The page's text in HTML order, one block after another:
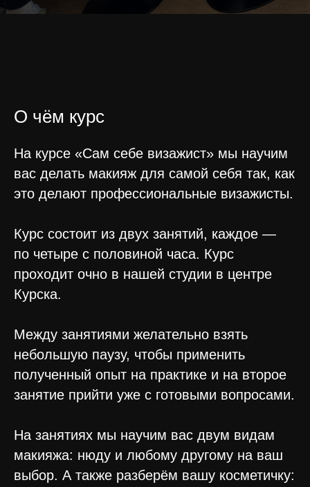
О чём курс
На курсе «Сам себе визажист» мы научим
вас делать макияж для самой себя так, как
это делают профессиональные визажисты.
Курс состоит из двух занятий, каждое —
по четыре с половиной часа. Курс
проходит очно в нашей студии в центре
Курска.
Между занятиями желательно взять
небольшую паузу, чтобы применить
полученный опыт на практике и на второе
занятие прийти уже с готовыми вопросами.
На занятиях мы научим вас двум видам
макияжа: нюду и любому другому на ваш
выбор. А также разберём вашу косметичку: